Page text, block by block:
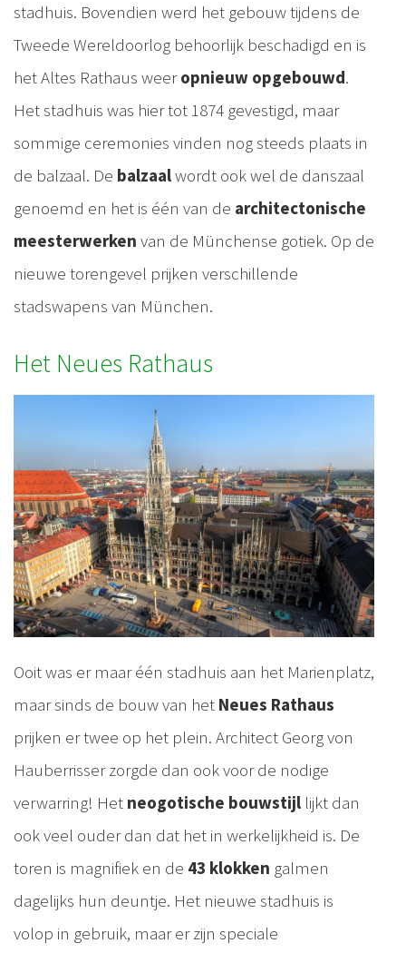
stadhuis. Bovendien werd het gebouw tijdens de
Tweede Wereldoorlog behoorlijk beschadigd en is
het Altes Rathaus weeropnieuw opgebouwd.
Het stadhuis was hier tot 1874 gevestigd, maar
sommige ceremonies vinden nog steeds plaats in
de balzaal. De balzaalwordt ook wel de danszaal
genoemd en het is één van de architectonische
meesterwerken van de Münchense gotiek. Op de
nieuwe torengevel prijken verschillende
stadswapens van München.
Het Neues Rathaus
Ooit was er maar één stadhuis aan het Marienplatz,
maar sinds de bouw van het Neues Rathaus
prijken er twee op het plein. Architect Georg von
Hauberrisser zorgde dan ook voor de nodige
verwarring! Het neogotische bouwstijl lijkt dan
ook veel ouder dan dat het in werkelijkheid is. De
toren is magnifiek en de 43 klokken galmen
dagelijks hun deuntje. Het nieuwe stadhuis is
volop in gebruik, maar er zijn speciale